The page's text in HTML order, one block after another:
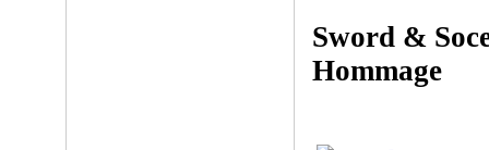
Sword &
Hommage